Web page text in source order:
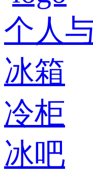
个人
冰箱
冷柜
冰吧